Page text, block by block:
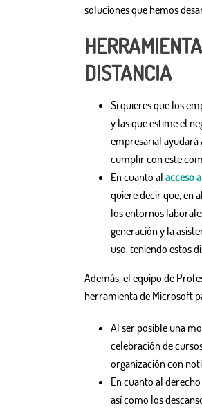
soluciones que hemos
DISTANCIA
Si quieres que los
y las que estime el
empresarial ayudará
cumplir con este
En cuanto al acceso
quiere decir que, en
los entornos
generación y la
uso, teniendo estos
Además, el equipo de
herramienta de Microsoft
Al ser posible una
celebración de
organización con
En cuanto al
así como los